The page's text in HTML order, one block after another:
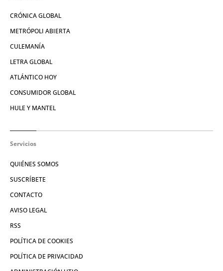
CRÓNICA GLOBAL
METRÓPOLI ABIERTA
CULEMANÍA
LETRA GLOBAL
ATLÁNTICO HOY
CONSUMIDOR GLOBAL
HULE Y MANTEL
Servicios
QUIÉNES SOMOS
SUSCRÍBETE
CONTACTO
AVISO LEGAL
RSS
POLÍTICA DE COOKIES
POLÍTICA DE PRIVACIDAD